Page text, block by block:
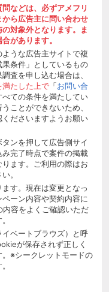
などは、必ずアメフリ
ら広告主に問い合わせ
対象外となります。ま
があります。
うな広告主サイトで複
条件」としているもの
査を申し込む場合は、
満たした上で「お問い合
ての条件を満たしてい
ことができないため、
ださいますようお願い
ンを押して広告側サイ
完了時点で案件の掲載
ます。ご利用の際はお
。
す。現在は変更となっ
ーン内容や契約内容に
容をよくご確認いただ
ベートブラウズ）と呼
が保存されず正しく
。※シークレットモードの